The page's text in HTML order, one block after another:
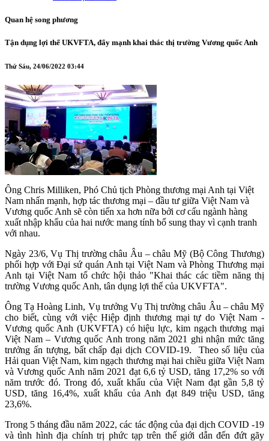
Quan hệ song phương
Tận dụng lợi thế UKVFTA, đẩy mạnh khai thác thị trường Vương quốc Anh
Thứ Sáu, 24/06/2022 03:44
Ông Chris Milliken, Phó Chủ tịch Phòng thương mại Anh tại Việt
Nam nhấn mạnh, hợp tác thương mại – đầu tư giữa Việt Nam và
Vương quốc Anh sẽ còn tiến xa hơn nữa bởi cơ cấu ngành hàng
xuất nhập khẩu của hai nước mang tính bổ sung thay vì cạnh tranh
với nhau.
Ngày 23/6, Vụ Thị trường châu Âu – châu Mỹ (Bộ Công Thương)
phối hợp với Đại sứ quán Anh tại Việt Nam và Phòng Thương mại
Anh tại Việt Nam tổ chức hội thảo "Khai thác các tiềm năng thị
trường Vương quốc Anh, tân dụng lợi thế của UKVFTA".
Ông Tạ Hoàng Linh, Vụ trưởng Vụ Thị trường châu Âu – châu Mỹ
cho biết, cùng với việc Hiệp định thương mại tự do Việt Nam -
Vương quốc Anh (UKVFTA) có hiệu lực, kim ngạch thương mại
Việt Nam – Vương quốc Anh trong năm 2021 ghi nhận mức tăng
trưởng ấn tượng, bất chấp đại dịch COVID-19. Theo số liệu của
Hải quan Việt Nam, kim ngạch thương mại hai chiều giữa Việt Nam
và Vương quốc Anh năm 2021 đạt 6,6 tỷ USD, tăng 17,2% so với
năm trước đó. Trong đó, xuất khẩu của Việt Nam đạt gần 5,8 tỷ
USD, tăng 16,4%, xuất khẩu của Anh đạt 849 triệu USD, tăng
23,6%.
Trong 5 tháng đầu năm 2022, các tác động của đại dịch COVID -19
và tình hình địa chính trị phức tạp trên thế giới dẫn đến đứt gãy